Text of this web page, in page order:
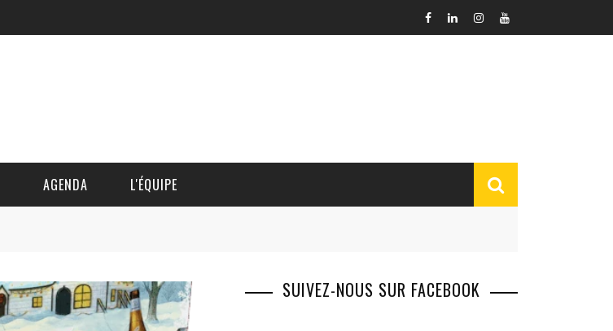
AGENDA L'ÉQUIPE
DAVID BLOCTEUR
ALAIN DE BOUVÈRE
SUIVEZ-NOUS SUR FACEBOOK